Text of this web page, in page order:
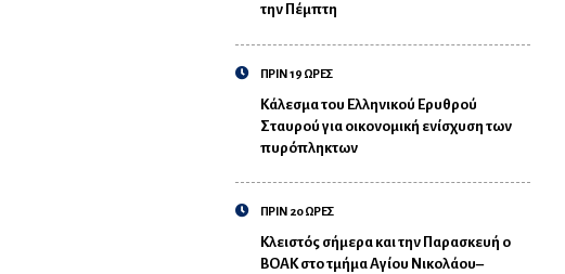
την Πέμπτη
ΠΡΙΝ 19 ΩΡΕΣ
Κάλεσμα του Ελληνικού Ερυθρού
Σταυρού για οικονομική ενίσχυση των
πυρόπληκτων
ΠΡΙΝ 20 ΩΡΕΣ
Κλειστός σήμερα και την Παρασκευή ο
ΒΟΑΚ στο τμήμα Αγίου Νικολάου–